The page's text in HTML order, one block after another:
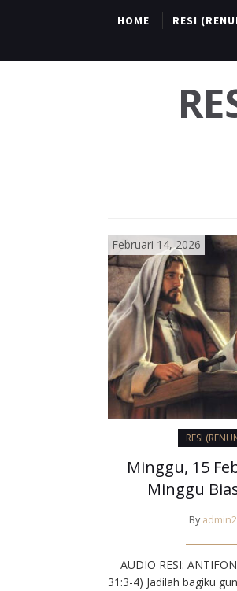
HOME RESI
Februari 14, 2026
RESI
Minggu, 15
Minggu
By admin2
AUDIO RESI:
31:3-4) Jadilah bagiku